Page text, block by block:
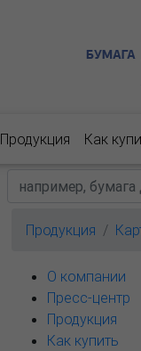
Продукция Как
Продукция
О компании
Пресс-центр
Продукция
Как купить